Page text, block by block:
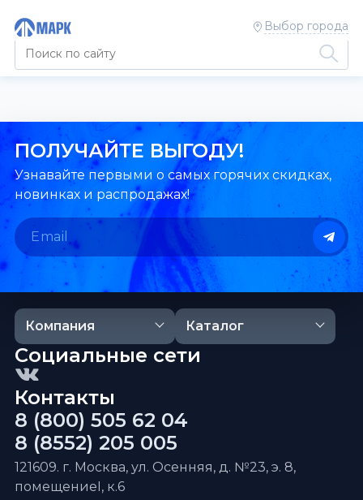
Выбор города
ПОЛУЧАЙТЕ ВЫГОДУ!
Узнавайте первыми о самых горячих скидках,
новинках и распродажах!
Компания Каталог
Контакты
8 (800) 505 62 04
8 (8552) 205 005
121609. г. Москва, ул. Осенняя, д. №23, э. 8,
помещениеI, к.6
Социальные сети